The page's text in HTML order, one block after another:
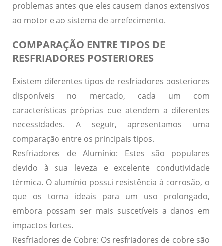
problemas antes que eles causem danos extensivos
ao motor e ao sistema de arrefecimento.
COMPARAÇÃO ENTRE TIPOS DE
RESFRIADORES POSTERIORES
Existem diferentes tipos de resfriadores posteriores
disponíveis no mercado, cada um com
características próprias que atendem a diferentes
necessidades. A seguir, apresentamos uma
comparação entre os principais tipos.
Resfriadores de Alumínio: Estes são populares
devido à sua leveza e excelente condutividade
térmica. O alumínio possui resistência à corrosão, o
que os torna ideais para um uso prolongado,
embora possam ser mais suscetíveis a danos em
impactos fortes.
Resfriadores de Cobre: Os resfriadores de cobre são